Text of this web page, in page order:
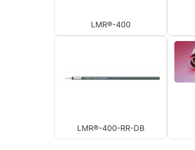
LMR®-400
LMR®-400-RR-DB